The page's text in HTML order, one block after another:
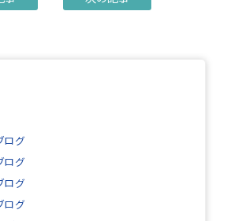
ログ
ログ
ログ
ログ